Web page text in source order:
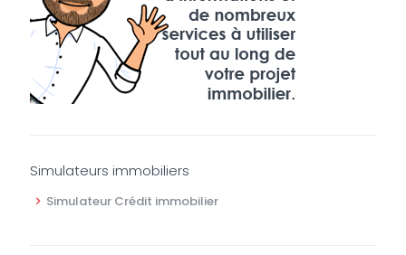
Simulateurs immobiliers
Simulateur Crédit immobilier